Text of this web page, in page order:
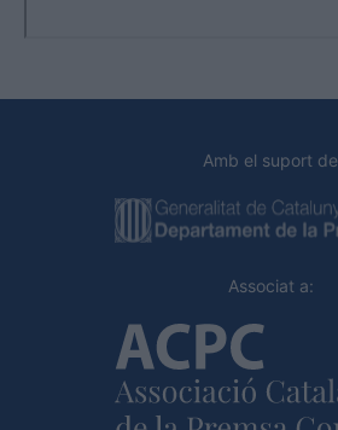
Amb el suport de
Associat a: